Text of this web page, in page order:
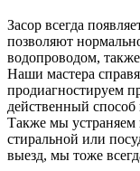
Засор всегда
позволяют
водопроводом,
Наши мастера
продиагностируем
действенный способ
Также мы устраняем
стиральной или
выезд, мы тоже